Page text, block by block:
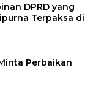
DPRD yang
Terpaksa di
Perbaikan